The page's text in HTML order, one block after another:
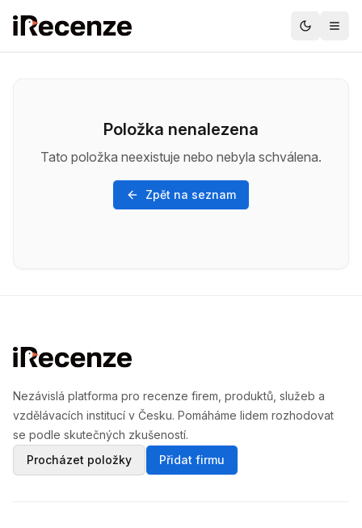
Položka nenalezena
Tato položka neexistuje nebo nebyla schválena.
Zpět na seznam
Nezávislá platforma pro recenze firem, produktů, služeb a
vzdělávacích institucí v Česku. Pomáháme lidem rozhodovat
se podle skutečných zkušeností.
Procházet položky
Přidat firmu